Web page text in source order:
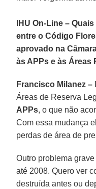
IHU On-Line–
entre o Código
aprovado na
às APPs e às Áreas
Francisco Milanez –
Áreas de Reserva
APPs, o que não
Com essa mudança
perdas de área de
Outro problema
até 2008. Quero ver
destruída antes ou